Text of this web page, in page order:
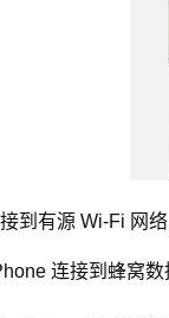
到有源 Wi-Fi 网
连接到蜂窝